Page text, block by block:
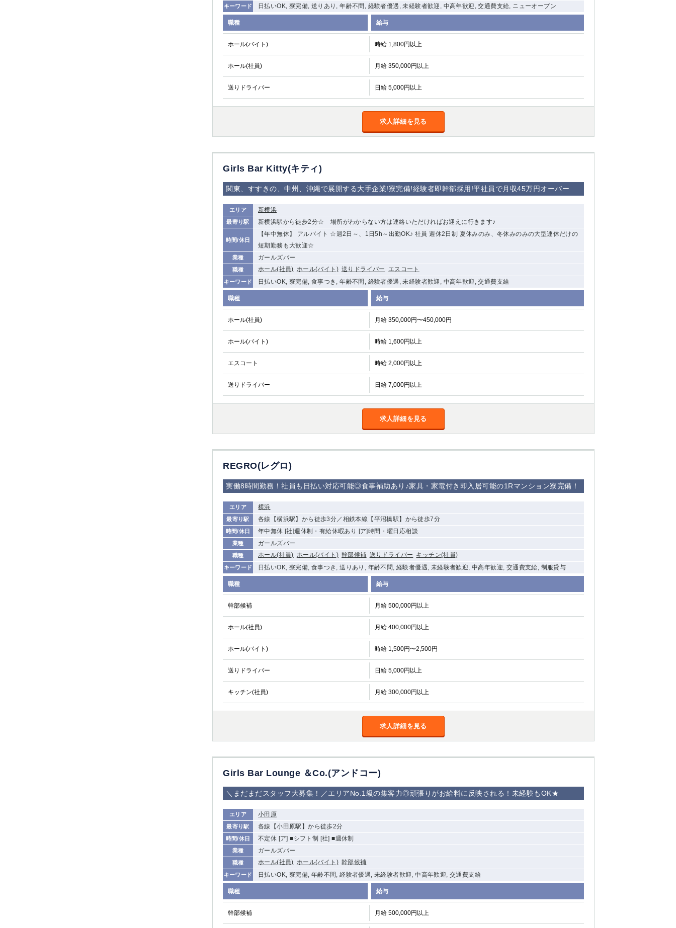
キーワード 日払いOK, 寮完備, 送りあり, 年齢不問, 経験者優遇, 未経験者歓迎, 中高年歓迎, 交通費支給, ニューオープン
職種 給与
ホール(バイト) 時給 1,800円以上
ホール(社員) 月給 350,000円以上
送りドライバー 日給 5,000円以上
求人詳細を見る
Girls Bar Kitty(キティ)
関東、すすきの、中州、沖縄で展開する大手企業!寮完備!経験者即幹部採用!平社員で月収45万円オーバー
エリア 新横浜
最寄り駅 新横浜駅から徒歩2分☆ 場所がわからない方は連絡いただければお迎えに行きます♪
時間/休日
【年中無休】 アルバイト ☆週2日～、1日5h～出勤OK♪ 社員 週休2日制 夏休みのみ、冬休みのみの大型連休だけの
短期勤務も大歓迎☆
業種 ガールズバー
職種 ホール(社員) ホール(バイト) 送りドライバー エスコート
キーワード 日払いOK, 寮完備, 食事つき, 年齢不問, 経験者優遇, 未経験者歓迎, 中高年歓迎, 交通費支給
職種 給与
ホール(社員) 月給 350,000円〜450,000円
ホール(バイト) 時給 1,600円以上
エスコート 時給 2,000円以上
送りドライバー 日給 7,000円以上
求人詳細を見る
REGRO(レグロ)
実働8時間勤務！社員も日払い対応可能◎食事補助あり♪家具・家電付き即入居可能の1Rマンション寮完備！
エリア 横浜
最寄り駅 各線【横浜駅】から徒歩3分／相鉄本線【平沼橋駅】から徒歩7分
時間/休日 年中無休 [社]週休制・有給休暇あり [ア]時間・曜日応相談
業種 ガールズバー
職種 ホール(社員) ホール(バイト) 幹部候補 送りドライバー キッチン(社員)
キーワード 日払いOK, 寮完備, 食事つき, 送りあり, 年齢不問, 経験者優遇, 未経験者歓迎, 中高年歓迎, 交通費支給, 制服貸与
職種 給与
幹部候補 月給 500,000円以上
ホール(社員) 月給 400,000円以上
ホール(バイト) 時給 1,500円〜2,500円
送りドライバー 日給 5,000円以上
キッチン(社員) 月給 300,000円以上
求人詳細を見る
Girls Bar Lounge ＆Co.(アンドコー)
＼まだまだスタッフ大募集！／エリアNo.1級の集客力◎頑張りがお給料に反映される！未経験もOK★
エリア 小田原
最寄り駅 各線【小田原駅】から徒歩2分
時間/休日 不定休 [ア] ■シフト制 [社] ■週休制
業種 ガールズバー
職種 ホール(社員) ホール(バイト) 幹部候補
キーワード 日払いOK, 寮完備, 年齢不問, 経験者優遇, 未経験者歓迎, 中高年歓迎, 交通費支給
職種 給与
幹部候補 月給 500,000円以上